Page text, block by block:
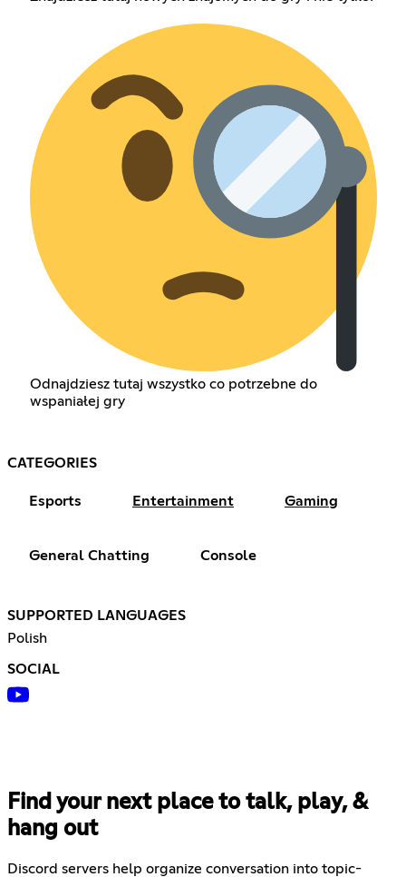
Odnajdziesz tutaj wszystko co potrzebne do
wspaniałej gry
CATEGORIES
Esports Entertainment Gaming
General Chatting Console
SUPPORTED LANGUAGES
Polish
SOCIAL
Find your next place to talk, play, &
hang out
Discord servers help organize conversation into topic-